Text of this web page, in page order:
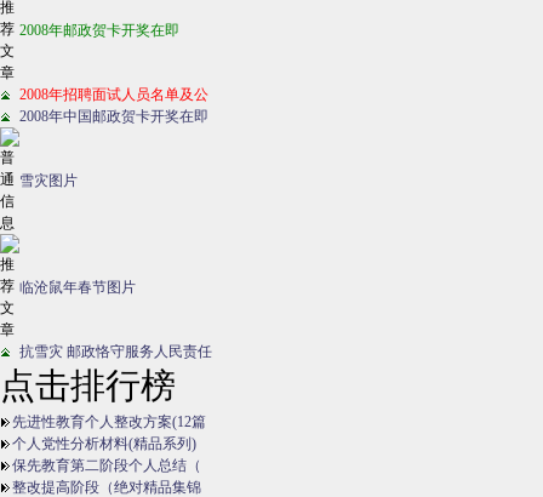
2008年邮政贺卡开奖在即
2008年招聘面试人员名单及公
2008年中国邮政贺卡开奖在即
雪灾图片
临沧鼠年春节图片
抗雪灾 邮政恪守服务人民责任
点击排行榜
先进性教育个人整改方案(12篇
个人党性分析材料(精品系列)
保先教育第二阶段个人总结（
整改提高阶段（绝对精品集锦